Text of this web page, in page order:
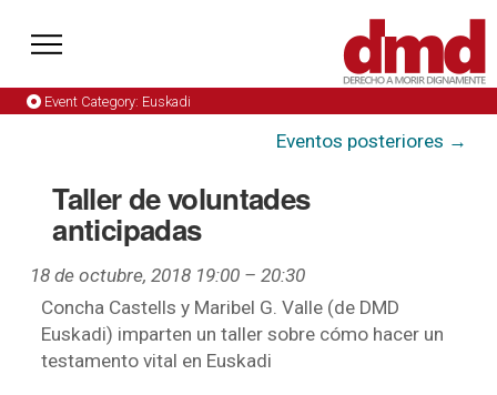
Event Category: Euskadi
Eventos posteriores →
Taller de voluntades
anticipadas
18 de octubre, 2018 19:00 –20:30
Concha Castells y Maribel G. Valle (de DMD
Euskadi) imparten un taller sobre cómo hacer un
testamento vital en Euskadi